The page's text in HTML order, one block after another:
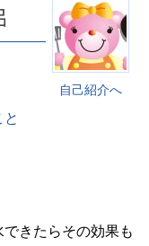
自己紹介へ
きたらその効果も